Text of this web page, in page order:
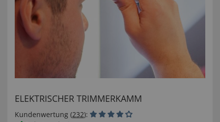
ELEKTRISCHER TRIMMERKAMM
Kundenwertung (232):